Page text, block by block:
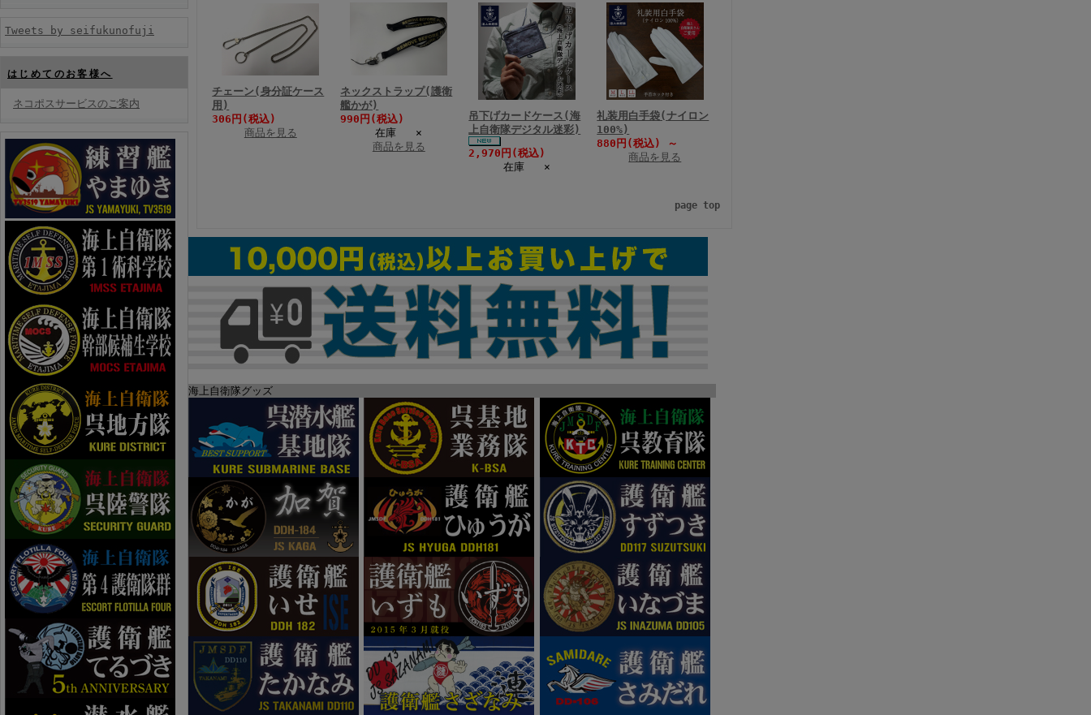
Tweets by seifukunofuji
はじめてのお客様へ
ネコポスサービスのご案内
チェーン(身分証ケース
用)
306円(税込)
商品を見る
ネックストラップ(護衛
艦かが)
990円(税込)
在庫 ×
商品を見る
吊下げカードケース(海
上自衛隊デジタル迷彩)
2,970円(税込)
在庫 ×
礼装用白手袋(ナイロン
100%)
880円(税込)
～
商品を見る
page top
海上自衛隊グッズ